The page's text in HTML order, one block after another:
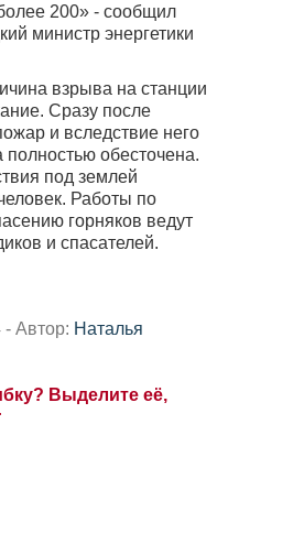
200» - сообщил
министр энергетики
взрыва на станции
Сразу после
и вследствие него
обесточена.
под землей
Работы по
горняков ведут
и спасателей.
- Автор: Наталья
Выделите её,